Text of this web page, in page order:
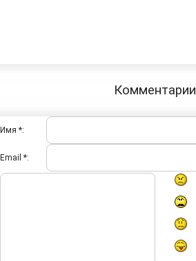
Комментарии
Имя *:
Email *: